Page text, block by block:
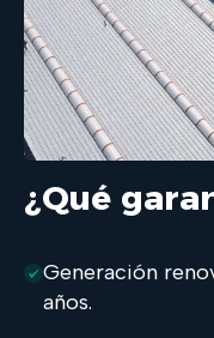
¿Qué
Generación
años.